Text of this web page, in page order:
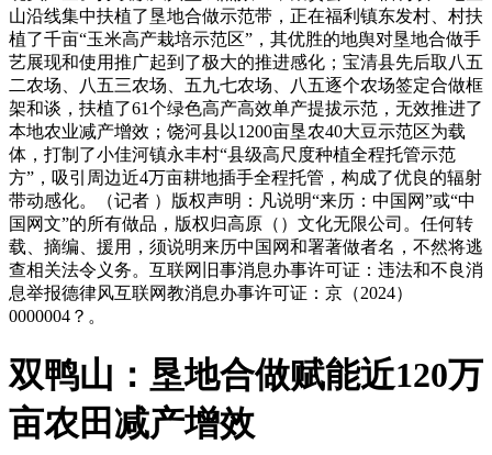
山沿线集中扶植了垦地合做示范带，正在福利镇东发村、村扶
植了千亩“玉米高产栽培示范区”，其优胜的地舆对垦地合做手
艺展现和使用推广起到了极大的推进感化；宝清县先后取八五
二农场、八五三农场、五九七农场、八五逐个农场签定合做框
架和谈，扶植了61个绿色高产高效单产提拔示范，无效推进了
本地农业减产增效；饶河县以1200亩垦农40大豆示范区为载
体，打制了小佳河镇永丰村“县级高尺度种植全程托管示范
方”，吸引周边近4万亩耕地插手全程托管，构成了优良的辐射
带动感化。（记者 ）版权声明：凡说明“来历：中国网”或“中
国网文”的所有做品，版权归高原（）文化无限公司。任何转
载、摘编、援用，须说明来历中国网和署著做者名，不然将逃
查相关法令义务。互联网旧事消息办事许可证：违法和不良消
息举报德律风互联网教消息办事许可证：京（2024）
0000004？。
双鸭山：垦地合做赋能近120万
亩农田减产增效